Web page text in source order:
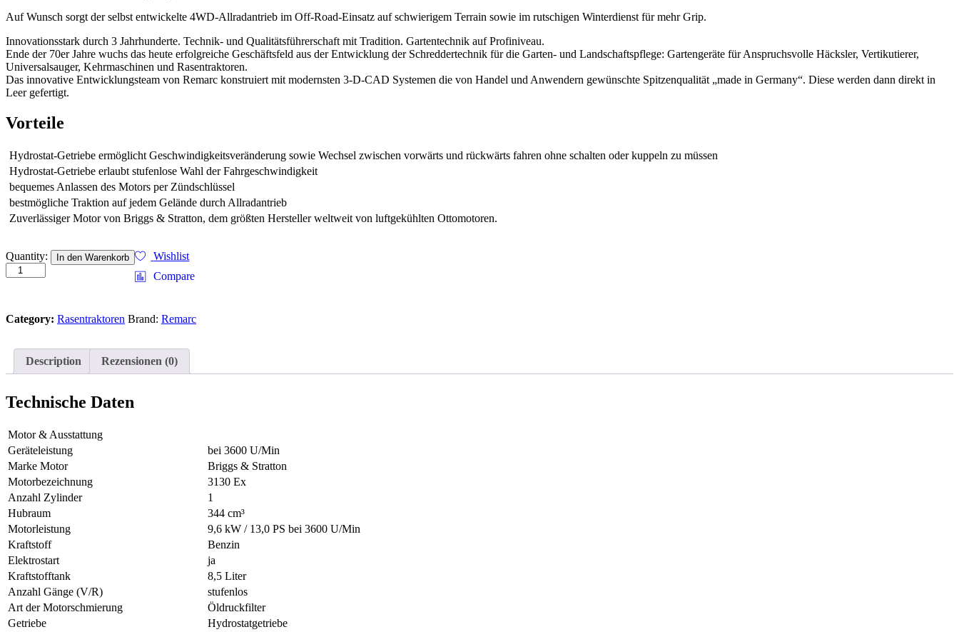
Auf Wunsch sorgt der selbst entwickelte 4WD-Allradantrieb im Off-Road-Einsatz auf schwierigem Terrain sowie im rutschigen Winterdienst für mehr Grip.
Innovationsstark durch 3 Jahrhunderte. Technik- und Qualitätsführerschaft mit Tradition. Gartentechnik auf Profiniveau.
Ende der 70er Jahre wuchs das heute erfolgreiche Geschäftsfeld aus der Entwicklung der Schreddertechnik für die Garten- und Landschaftspflege: Gartengeräte für Anspruchsvolle Häcksler, Vertikutierer,
Universalsauger, Kehrmaschinen und Rasentraktoren.
Das innovative Entwicklungsteam von Remarc konstruiert mit modernsten 3-D-CAD Systemen die von Handel und Anwendern gewünschte Spitzenqualität „made in Germany“. Diese werden dann direkt in
Leer gefertigt.
Vorteile
Hydrostat-Getriebe ermöglicht Geschwindigkeitsveränderung sowie Wechsel zwischen vorwärts und rückwärts fahren ohne schalten oder kuppeln zu müssen
Hydrostat-Getriebe erlaubt stufenlose Wahl der Fahrgeschwindigkeit
bequemes Anlassen des Motors per Zündschlüssel
bestmögliche Traktion auf jedem Gelände durch Allradantrieb
Zuverlässiger Motor von Briggs & Stratton, dem größten Hersteller weltweit von luftgekühlten Ottomotoren.
Remarc
Allrad-
Frontmäher
4
Grundgerät
mit
–
Modell
quantity
Quantity: In den Warenkorb
Wishlist
Compare
Category: Rasentraktoren Brand: Remarc
Description Rezensionen (0)
Technische Daten
Motor & Ausstattung
Geräteleistung
bei 3600 U/Min
Marke Motor
Briggs & Stratton
Motorbezeichnung
3130 Ex
Anzahl Zylinder
1
Hubraum
344 cm³
Motorleistung
9,6 kW / 13,0 PS bei 3600 U/Min
Kraftstoff
Benzin
Elektrostart
ja
Kraftstofftank
8,5 Liter
Anzahl Gänge (V/R)
stufenlos
Art der Motorschmierung
Öldruckfilter
Getriebe
Hydrostatgetriebe